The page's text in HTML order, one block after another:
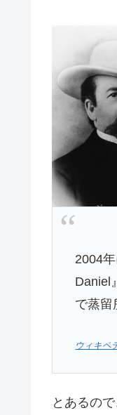
2004
Daniel
で蒸留
ウィキペ
とあるの